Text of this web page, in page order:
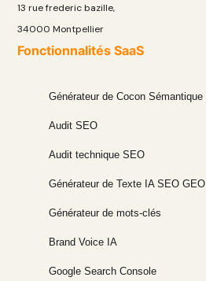
13 rue frederic bazille,
34000 Montpellier
Fonctionnalités SaaS
Générateur de Cocon Sémantique
Audit SEO
Audit technique SEO
Générateur de Texte IA SEO GEO
Générateur de mots-clés
Brand Voice IA
Google Search Console